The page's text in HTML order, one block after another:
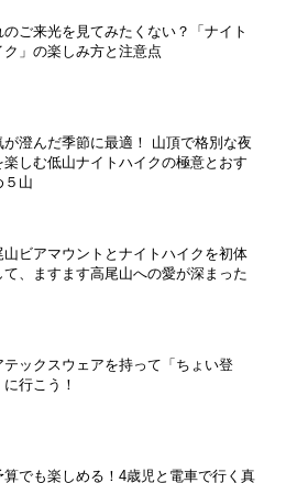
のご来光を見てみたくない？「ナイト
ク」の楽しみ方と注意点
が澄んだ季節に最適！ 山頂で格別な夜
楽しむ低山ナイトハイクの極意とおす
５山
山ビアマウントとナイトハイクを初体
て、ますます高尾山への愛が深まった
テックスウェアを持って「ちょい登
に行こう！
算でも楽しめる！4歳児と電車で行く真